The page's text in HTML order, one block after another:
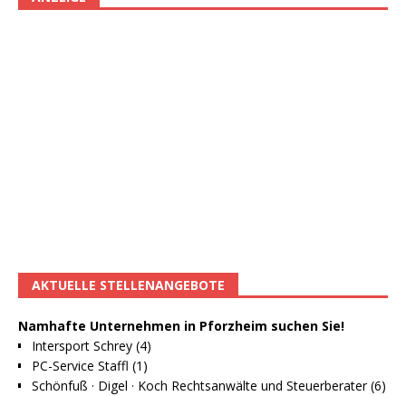
AKTUELLE STELLENANGEBOTE
Namhafte Unternehmen in Pforzheim suchen Sie!
Intersport Schrey (4)
PC-Service Staffl (1)
Schönfuß · Digel · Koch Rechtsanwälte und Steuerberater (6)